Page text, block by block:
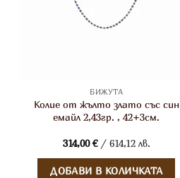
БИЖУТА
Колие от жълто злато със син
емайл 2,43гр. , 42+3см.
314,00€/ 614,12 лв.
ДОБАВИ В КОЛИЧКАТА